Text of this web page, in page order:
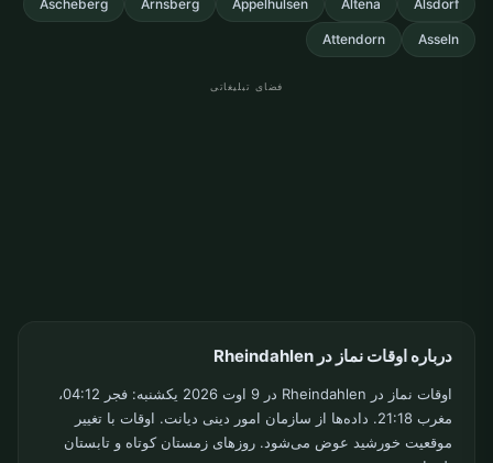
Alsdorf
Altena
Appelhulsen
Arnsberg
Ascheberg
Asseln
Attendorn
فضای تبلیغاتی
درباره اوقات نماز در Rheindahlen
اوقات نماز در Rheindahlen در 9 اوت 2026 یکشنبه: فجر 04:12،
مغرب 21:18. داده‌ها از سازمان امور دینی دیانت. اوقات با تغییر
موقعیت خورشید عوض می‌شود. روزهای زمستان کوتاه و تابستان